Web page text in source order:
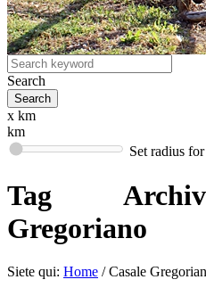
Search
x km
km
Set radius
Tag
Gregoriano
Siete qui: Home / Casale